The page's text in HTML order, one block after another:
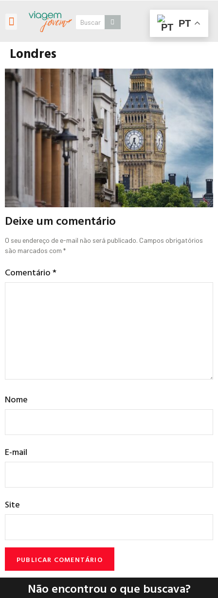
Londres
Deixe um comentário
O seu endereço de e-mail não será publicado. Campos obrigatórios
são marcados com *
Comentário*
Nome
E-mail
Site
Não encontrou o que buscava?
PT